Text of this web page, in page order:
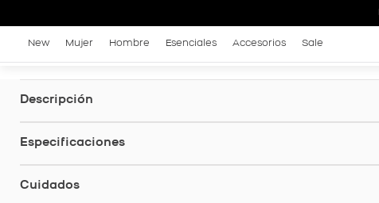
New Mujer Hombre Esenciales Accesorios Sale
Descripción
Especificaciones
Cuidados